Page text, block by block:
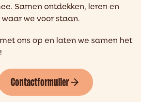
Samen ontdekken, leren en
waar we voor staan.
ons op en laten we samen het
Contactformulier